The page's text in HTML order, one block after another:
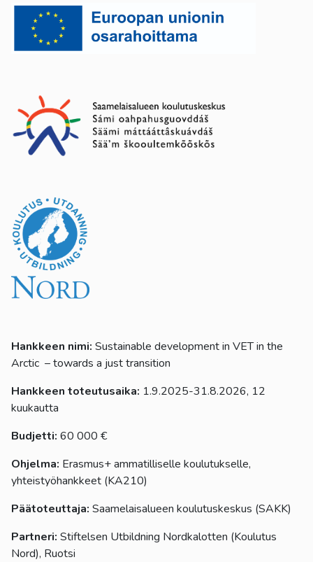
Hankkeen nimi: Sustainable development in VET in the
Arctic – towards a just transition
Hankkeen toteutusaika: 1.9.2025-31.8.2026, 12
kuukautta
Budjetti: 60 000 €
Ohjelma: Erasmus+ ammatilliselle koulutukselle,
yhteistyöhankkeet (KA210)
Päätoteuttaja: Saamelaisalueen koulutuskeskus (SAKK)
Partneri: Stiftelsen Utbildning Nordkalotten (Koulutus
Nord), Ruotsi